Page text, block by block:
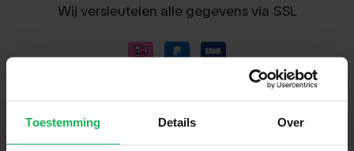
Toestemming Details Over
Wij versleutelen alle gegevens via SSL